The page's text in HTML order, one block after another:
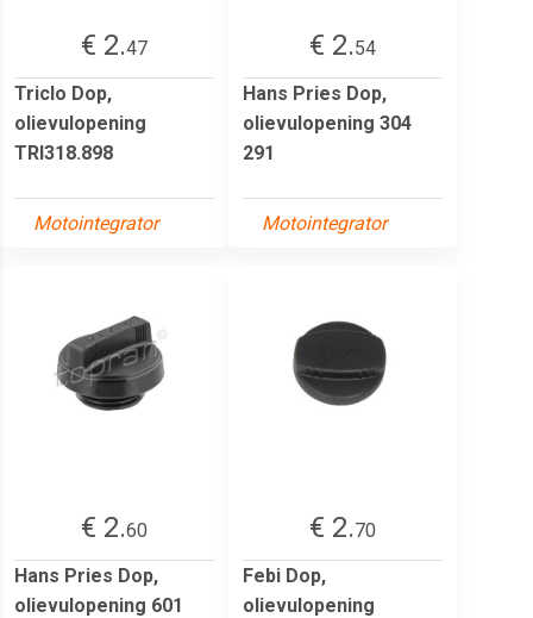
€ 2.47
Triclo Dop,
olievulopening
TRI318.898
Motointegrator
€ 2.54
Hans Pries Dop,
olievulopening 304
291
Motointegrator
€ 2.60
Hans Pries Dop,
olievulopening 601
€ 2.70
Febi Dop,
olievulopening